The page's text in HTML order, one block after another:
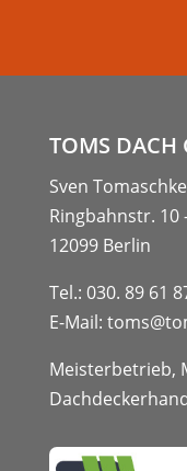
TOMS DACH
Sven Tomaschke
Ringbahnstr. 10
12099 Berlin
Tel.: 030. 89 61
E-Mail:
Meisterbetrieb,